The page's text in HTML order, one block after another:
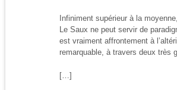
Infiniment supérieur à la
Le Saux ne peut servir de
est vraiment affrontement à
remarquable, à travers deux très
[…]